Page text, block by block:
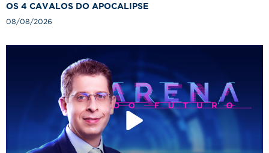
OS 4 CAVALOS DO APOCALIPSE
08/08/2026